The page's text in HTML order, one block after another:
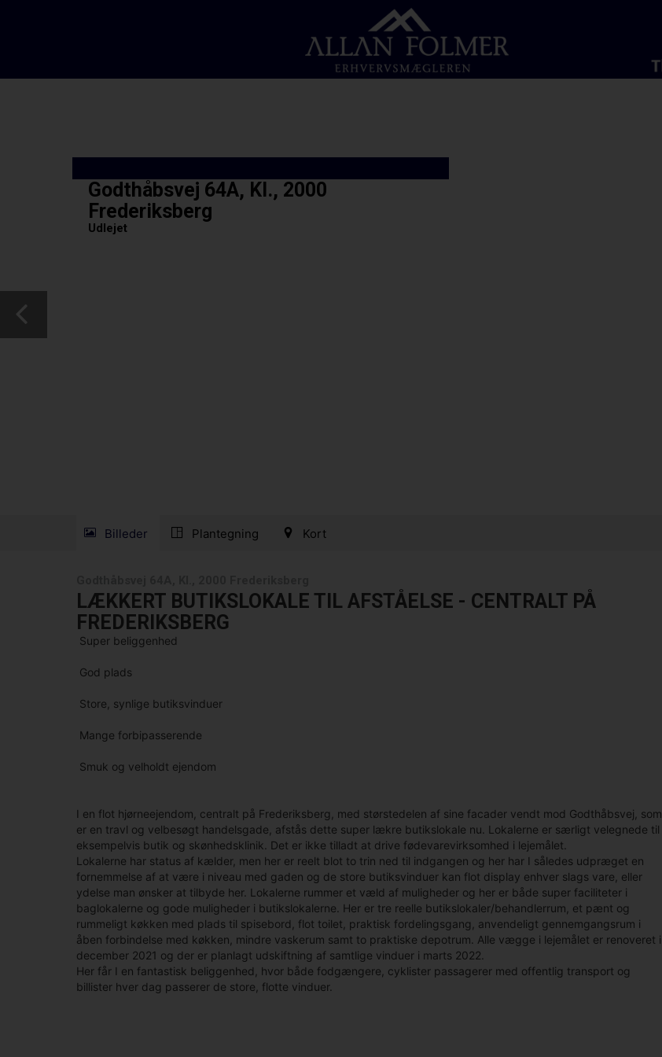
Godthåbsvej 64A, Kl., 2000
Frederiksberg
Udlejet
Billeder Plantegning Kort
LÆKKERT BUTIKSLOKALE TIL AFSTÅELSE - CENTRALT PÅ
FREDERIKSBERG
 Super beliggenhed
 God plads
 Store, synlige butiksvinduer
 Mange forbipasserende
 Smuk og velholdt ejendom
I en flot hjørneejendom, centralt på Frederiksberg, med størstedelen af sine facader vendt mod Godthåbsvej, som
er en travl og velbesøgt handelsgade, afstås dette super lækre butikslokale nu. Lokalerne er særligt velegnede til
eksempelvis butik og skønhedsklinik. Det er ikke tilladt at drive fødevarevirksomhed i lejemålet.
Lokalerne har status af kælder, men her er reelt blot to trin ned til indgangen og her har I således udpræget en
fornemmelse af at være i niveau med gaden og de store butiksvinduer kan flot display enhver slags vare, eller
ydelse man ønsker at tilbyde her. Lokalerne rummer et væld af muligheder og her er både super faciliteter i
baglokalerne og gode muligheder i butikslokalerne. Her er tre reelle butikslokaler/behandlerrum, et pænt og
rummeligt køkken med plads til spisebord, flot toilet, praktisk fordelingsgang, anvendeligt gennemgangsrum i
åben forbindelse med køkken, mindre vaskerum samt to praktiske depotrum. Alle vægge i lejemålet er renoveret i
december 2021 og der er planlagt udskiftning af samtlige vinduer i marts 2022.
Her får I en fantastisk beliggenhed, hvor både fodgængere, cyklister passagerer med offentlig transport og
billister hver dag passerer de store, flotte vinduer.